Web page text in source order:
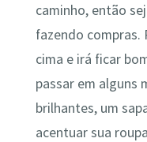
caminho, então
fazendo compras.
cima e irá ficar
passar em alguns
brilhantes, um
acentuar sua